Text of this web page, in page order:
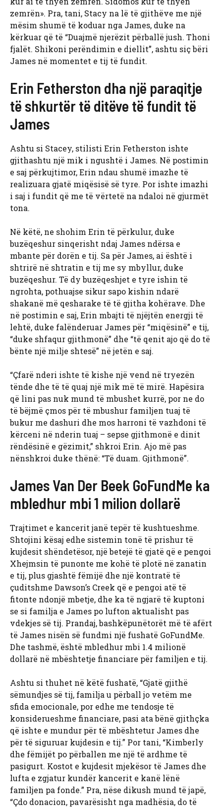
zemrën». Pra, tani, Stacy na lë të gjithëve me një
mësim shumë të koduar nga James, duke na
kërkuar që të “Duajmë njerëzit përballë jush. Thoni
fjalët. Shikoni perëndimin e diellit”, ashtu siç bëri
James në momentet e tij të fundit.
Erin Fetherston dha një paraqitje
të shkurtër të ditëve të fundit të
James
Ashtu si Stacey, stilisti Erin Fetherston ishte
gjithashtu një mik i ngushtë i James. Në postimin
e saj përkujtimor, Erin ndau shumë imazhe të
realizuara gjatë miqësisë së tyre. Por ishte imazhi
i saj i fundit që me të vërtetë na ndaloi në gjurmët
tona.
Në këtë, ne shohim Erin të përkulur, duke
buzëqeshur sinqerisht ndaj James ndërsa e
mbante për dorën e tij. Sa për James, ai është i
shtrirë në shtratin e tij me sy mbyllur, duke
buzëqeshur. Të dy buzëqeshjet e tyre ishin të
ngrohta, pothuajse sikur sapo kishin ndarë
shakanë më qesharake të të gjitha kohërave. Dhe
në postimin e saj, Erin mbajti të njëjtën energji të
lehtë, duke falënderuar James për “miqësinë” e tij,
“duke shfaqur gjithmonë” dhe “të qenit ajo që do të
bënte një milje shtesë” në jetën e saj.
“Çfarë nderi ishte të kishe një vend në tryezën
tënde dhe të të quaj një mik më të mirë. Hapësira
që lini pas nuk mund të mbushet kurrë, por ne do
të bëjmë çmos për të mbushur familjen tuaj të
bukur me dashuri dhe mos harroni të vazhdoni të
kërceni në nderin tuaj – sepse gjithmonë e dinit
rëndësinë e gëzimit,” shkroi Erin. Ajo më pas
nënshkroi duke thënë: “Të duam. Gjithmonë”.
James Van Der Beek GoFundMe ka
mbledhur mbi 1 milion dollarë
Trajtimet e kancerit janë tepër të kushtueshme.
Shtojini kësaj edhe sistemin tonë të prishur të
kujdesit shëndetësor, një betejë të gjatë që e pengoi
Xhejmsin të punonte me kohë të plotë në zanatin
e tij, plus gjashtë fëmijë dhe një kontratë të
çuditshme Dawson’s Creek që e pengoi atë të
fitonte ndonjë mbetje, dhe ka të ngjarë të kuptoni
se si familja e James po lufton aktualisht pas
vdekjes së tij. Prandaj, bashkëpunëtorët më të afërt
të James nisën së fundmi një fushatë GoFundMe.
Dhe tashmë, është mbledhur mbi 1.4 milionë
dollarë në mbështetje financiare për familjen e tij.
Ashtu si thuhet në këtë fushatë, “Gjatë gjithë
sëmundjes së tij, familja u përball jo vetëm me
sfida emocionale, por edhe me tendosje të
konsiderueshme financiare, pasi ata bënë gjithçka
që ishte e mundur për të mbështetur James dhe
për të siguruar kujdesin e tij.” Por tani, “Kimberly
dhe fëmijët po përballen me një të ardhme të
pasigurt. Kostot e kujdesit mjekësor të James dhe
lufta e zgjatur kundër kancerit e kanë lënë
familjen pa fonde.” Pra, nëse dikush mund të japë,
“Çdo donacion, pavarësisht nga madhësia, do të